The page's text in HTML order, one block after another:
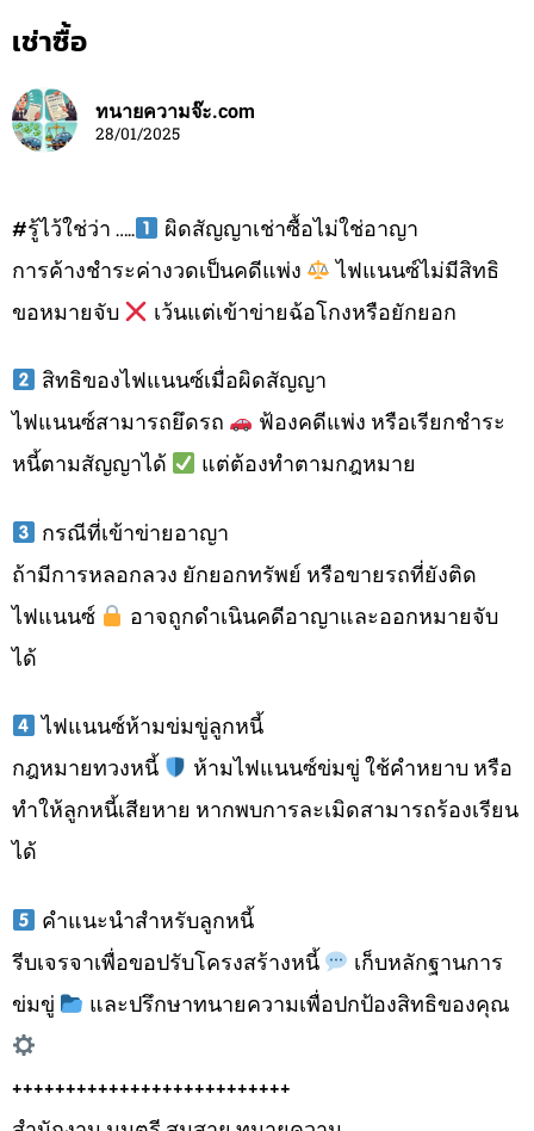
เช่าซื้อ
ทนายความจ๊ะ.com
28/01/2025
#รู้ไว้ใช่ว่า …..
ผิดสัญญาเช่าซื้อไม่ใช่อาญา
การค้างชำระค่างวดเป็นคดีแพ่ง
ไฟแนนซ์ไม่มีสิทธิ
ขอหมายจับ
เว้นแต่เข้าข่ายฉ้อโกงหรือยักยอก
สิทธิของไฟแนนซ์เมื่อผิดสัญญา
ไฟแนนซ์สามารถยึดรถ
ฟ้องคดีแพ่ง หรือเรียกชำระ
หนี้ตามสัญญาได้
แต่ต้องทำตามกฎหมาย
กรณีที่เข้าข่ายอาญา
ถ้ามีการหลอกลวง ยักยอกทรัพย์ หรือขายรถที่ยังติด
ไฟแนนซ์
อาจถูกดำเนินคดีอาญาและออกหมายจับ
ได้
ไฟแนนซ์ห้ามข่มขู่ลูกหนี้
กฎหมายทวงหนี้
ห้ามไฟแนนซ์ข่มขู่ ใช้คำหยาบ หรือ
ทำให้ลูกหนี้เสียหาย หากพบการละเมิดสามารถร้องเรียน
ได้
คำแนะนำสำหรับลูกหนี้
รีบเจรจาเพื่อขอปรับโครงสร้างหนี้
เก็บหลักฐานการ
ข่มขู่
และปรึกษาทนายความเพื่อปกป้องสิทธิของคุณ
++++++++++++++++++++++++++